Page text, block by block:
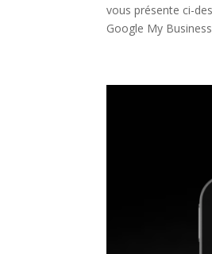
vous présente ci-
Google My